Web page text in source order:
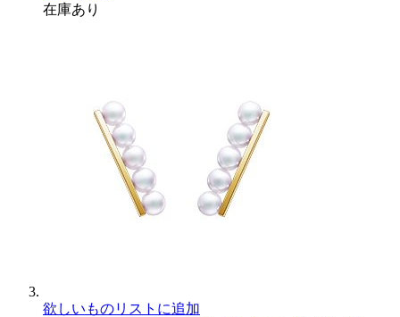
在庫あり
欲しいものリストに追加